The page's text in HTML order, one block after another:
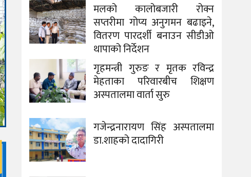
मलको कालोबजारी रोक्न
सप्तरीमा गोप्य अनुगमन बढाइने,
वितरण पारदर्शी बनाउन सीडीओ
थापाको निर्देशन
गृहमन्त्री गुरुङ र मृतक रविन्द्र
मेहताका परिवारबीच शिक्षण
अस्पतालमा वार्ता सुरु
गजेन्द्रनारायण सिंह अस्पतालमा
डा.शाहको दादागिरी